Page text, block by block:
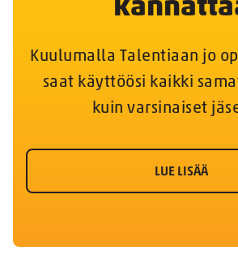
Kuulumalla Talentiaan jo
saat käyttöösi kaikki
kuin varsinaiset
LUE LISÄÄ